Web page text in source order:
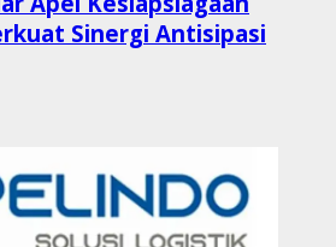
Sinergi Antisipasi